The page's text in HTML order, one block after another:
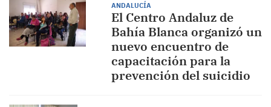
ANDALUCÍA
El Centro Andaluz de
Bahía Blanca organizó un
nuevo encuentro de
capacitación para la
prevención del suicidio